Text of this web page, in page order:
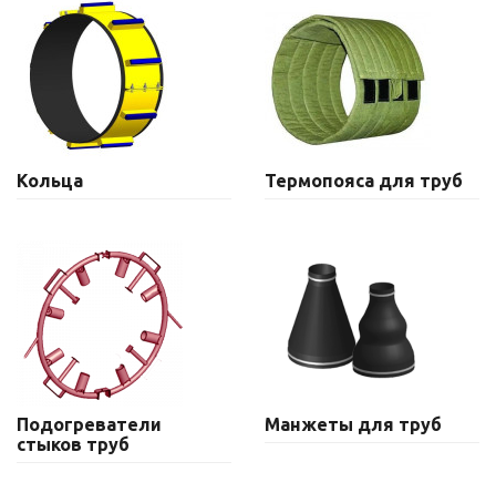
Кольца Термопояса для труб
Подогреватели
стыков труб
Манжеты для труб